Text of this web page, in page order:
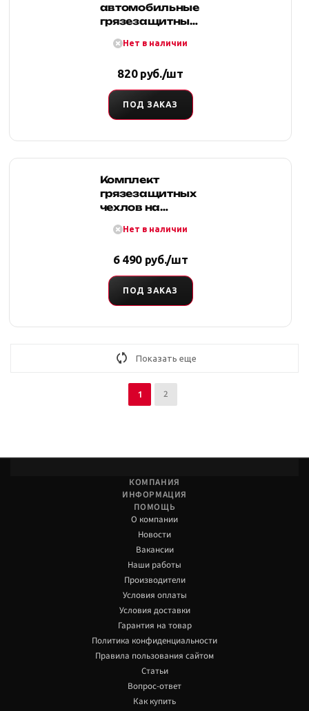
автомобильные
грязезащитные
на передние
(комплект).
Размер L
Нет в наличии
820 руб./шт
ПОД ЗАКАЗ
Комплект
грязезащитных
чехлов на
заднее сиденья
Нет в наличии
6 490 руб./шт
ПОД ЗАКАЗ
Показать еще
1 2
КОМПАНИЯ
ИНФОРМАЦИЯ
ПОМОЩЬ
О компании
Новости
Вакансии
Наши работы
Производители
Условия оплаты
Условия доставки
Гарантия на товар
Политика конфиденциальности
Правила пользования сайтом
Статьи
Вопрос-ответ
Как купить